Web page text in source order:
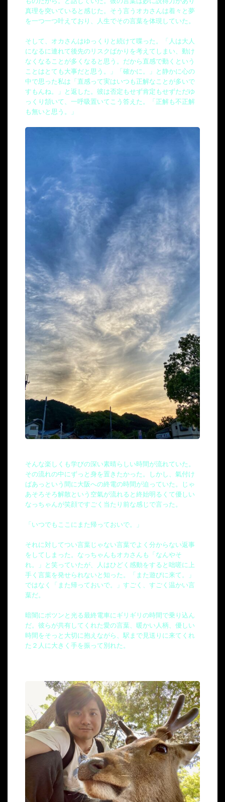
真理を突いていると感じた。そう言うオカさんは着々と夢
を一つ一つ叶えており、人生でその言葉を体現していた。
そして、オカさんはゆっくりと続けて喋った。「人は大人
になるに連れて後先のリスクばかりを考えてしまい、動け
なくなることが多くなると思う。だから直感で動くという
ことはとても大事だと思う。」「確かに。」と静かに心の
中で思った私は「直感って実はいつも正解なことが多いで
すもんね。」と返した。彼は否定もせず肯定もせずただゆ
っくり頷いて、一呼吸置いてこう答えた。「正解も不正解
も無いと思う。」
そんな楽しくも学びの深い素晴らしい時間が流れていた。
その流れの中にずっと身を置きたかった。しかし、氣付け
ばあっという間に大阪への終電の時間が迫っていた。じゃ
あそろそろ解散という空氣が流れると終始明るくて優しい
なっちゃんが笑顔ですごく当たり前な感じで言った。
「いつでもここにまた帰っておいで。」
それに対してつい言葉じゃない言葉でよく分からない返事
をしてしまった。なっちゃんもオカさんも「なんやそ
れ。」と笑っていたが、人はひどく感動をすると咄嗟に上
手く言葉を発せられないと知った。「また遊びに来て。」
ではなく「また帰っておいで。」すごく、すごく温かい言
葉だ。
暗闇にポツンと光る最終電車にギリギリの時間で乗り込ん
だ。彼らが共有してくれた愛の言葉、暖かい人柄、優しい
時間をそっと大切に抱えながら、駅まで見送りに来てくれ
た２人に大きく手を振って別れた。